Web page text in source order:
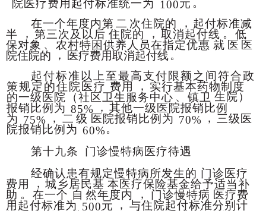
院医疗费用起付标准统一为 100元 。
在一个年度内第 二 次住院的 ， 起付标准减
半
， 第三次及以后 住院的 ， 取消起付线 。 低
保对象 、 农村特困供养人员在指定优惠 就 医 医
院住院的
， 医疗费用取消起付线。
起付标准以上至最高支付限额之间符合政
策规定的住院医疗 费用 ， 实行基本药物制度
的一级医院 （社区卫生服务中心 、 镇卫 生院）
报销比例为 85% ， 其他一级医院报销比例
为 75% ， 二 级 医院报销比例为 70% ， 三级医
院报销比例为 60%。
第十九条
门诊慢特病医疗待遇
经确认患有规定慢特病所发生的 门诊医疗
费用
， 城乡居民基 本医疗保险基金给予适当补
助 。 在一个 自 然年度内 ， 门诊慢特病 医疗费
用起付标准为 500元 ， 与住院起付标准分别计